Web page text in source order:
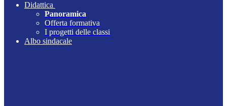
Didattica
Panoramica
Offerta formativa
I progetti delle classi
Albo sindacale